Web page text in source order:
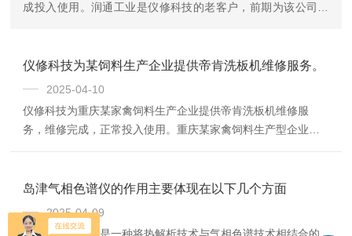
成投入使用。润通工业是仪修科技的老客户，前期为该公司提
仪修科技为某饲料生产企业提供帝肯洗板机维修服务。
2025-04-10
仪修科技为重庆某家禽饲料生产企业提供帝肯洗板机维修服
务，维修完成，正常投入使用。重庆某家禽饲料生产型企业帝
我们了解到，该帝肯洗板机报故障，故障代码分别为：
查，确定我们可以维修该帝肯洗板机。我们建议先将该洗板机
岛津气相色谱仪的作用主要体现在以下几个方面
2025-04-09